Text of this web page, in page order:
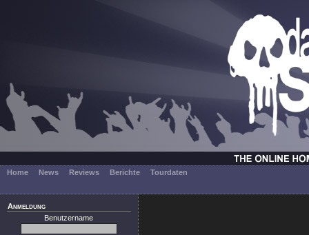
Home News Reviews Berichte Tourdaten
Anmeldung
Benutzername